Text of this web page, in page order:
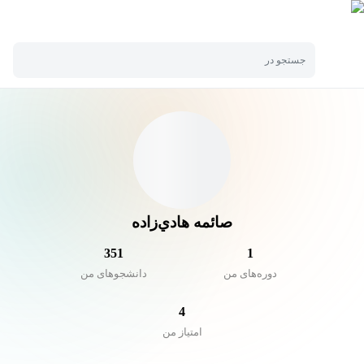
جستجو در
صائمه هادي‌زاده
1
دوره‌های من
351
دانشجو‌های من
4
امتیاز من